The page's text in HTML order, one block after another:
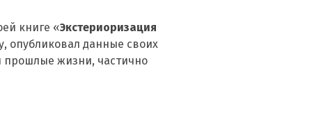
книге «Экстериоризация
опубликовал данные своих
прошлые жизни, частично